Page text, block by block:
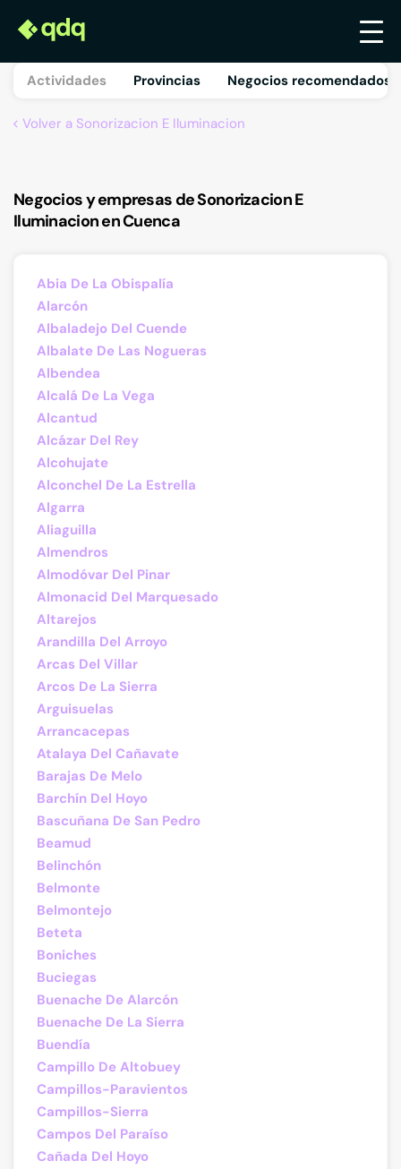
Actividades Provincias Negocios recomendados
Volver a Sonorizacion E Iluminacion
Negocios y empresas de Sonorizacion E
Iluminacion en Cuenca
Abia De La Obispalía
Alarcón
Albaladejo Del Cuende
Albalate De Las Nogueras
Albendea
Alcalá De La Vega
Alcantud
Alcázar Del Rey
Alcohujate
Alconchel De La Estrella
Algarra
Aliaguilla
Almendros
Almodóvar Del Pinar
Almonacid Del Marquesado
Altarejos
Arandilla Del Arroyo
Arcas Del Villar
Arcos De La Sierra
Arguisuelas
Arrancacepas
Atalaya Del Cañavate
Barajas De Melo
Barchín Del Hoyo
Bascuñana De San Pedro
Beamud
Belinchón
Belmonte
Belmontejo
Beteta
Boniches
Buciegas
Buenache De Alarcón
Buenache De La Sierra
Buendía
Campillo De Altobuey
Campillos-Paravientos
Campillos-Sierra
Campos Del Paraíso
Cañada Del Hoyo